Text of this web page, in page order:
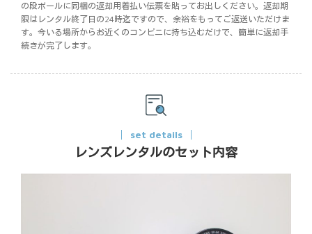
の段ボールに同梱の返却用着払い伝票を貼ってお出しください。返却期
限はレンタル終了日の24時迄ですので、余裕をもってご返送いただけま
す。今いる場所からお近くのコンビニに持ち込むだけで、簡単に返却手
続きが完了します。
set details
レンズレンタルのセット内容